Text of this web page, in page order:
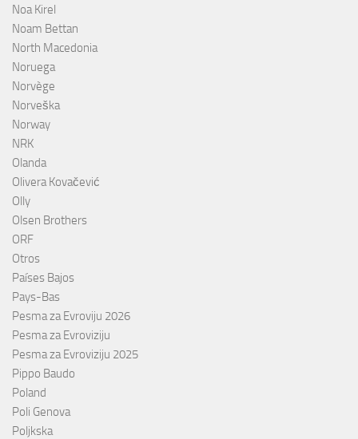
Noa Kirel
Noam Bettan
North Macedonia
Noruega
Norvège
Norveška
Norway
NRK
Olanda
Olivera Kovačević
Olly
Olsen Brothers
ORF
Otros
Países Bajos
Pays-Bas
Pesma za Evroviju 2026
Pesma za Evroviziju
Pesma za Evroviziju 2025
Pippo Baudo
Poland
Poli Genova
Poljkska